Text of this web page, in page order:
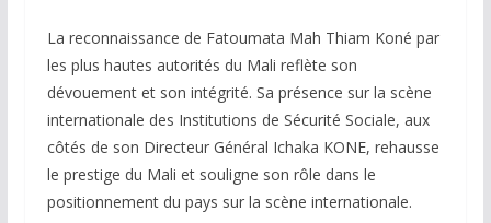
La reconnaissance de Fatoumata Mah Thiam Koné par
les plus hautes autorités du Mali reflète son
dévouement et son intégrité. Sa présence sur la scène
internationale des Institutions de Sécurité Sociale, aux
côtés de son Directeur Général Ichaka KONE, rehausse
le prestige du Mali et souligne son rôle dans le
positionnement du pays sur la scène internationale.